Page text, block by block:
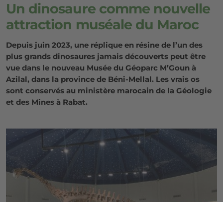
Un dinosaure comme nouvelle
attraction muséale du Maroc
Depuis juin 2023, une réplique en résine de l’un des
plus grands dinosaures jamais découverts peut être
vue dans le nouveau Musée du Géoparc M’Goun à
Azilal, dans la province de Béni-Mellal. Les vrais os
sont conservés au ministère marocain de la Géologie
et des Mines à Rabat.